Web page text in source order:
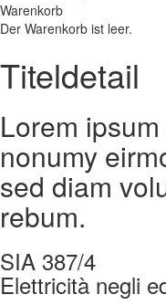
Warenkorb
Der Warenkorb ist leer.
Titeldetail
Lorem
nonumy
sed diam
rebum.
SIA 387/4
Elettricità negli